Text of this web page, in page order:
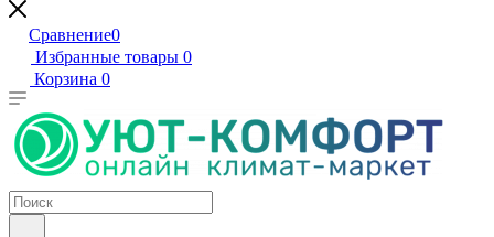
Сравнение0
Избранные товары 0
Корзина 0